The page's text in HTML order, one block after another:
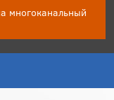
многоканальный